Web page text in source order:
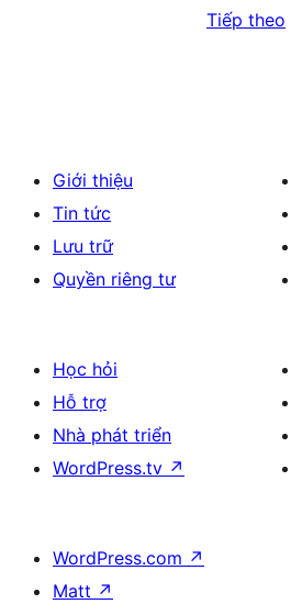
Tiếp theo
Giới thiệu
Tin tức
Lưu trữ
Quyền riêng tư
Học hỏi
Hỗ trợ
Nhà phát triển
WordPress.tv ↗
WordPress.com ↗
Matt ↗